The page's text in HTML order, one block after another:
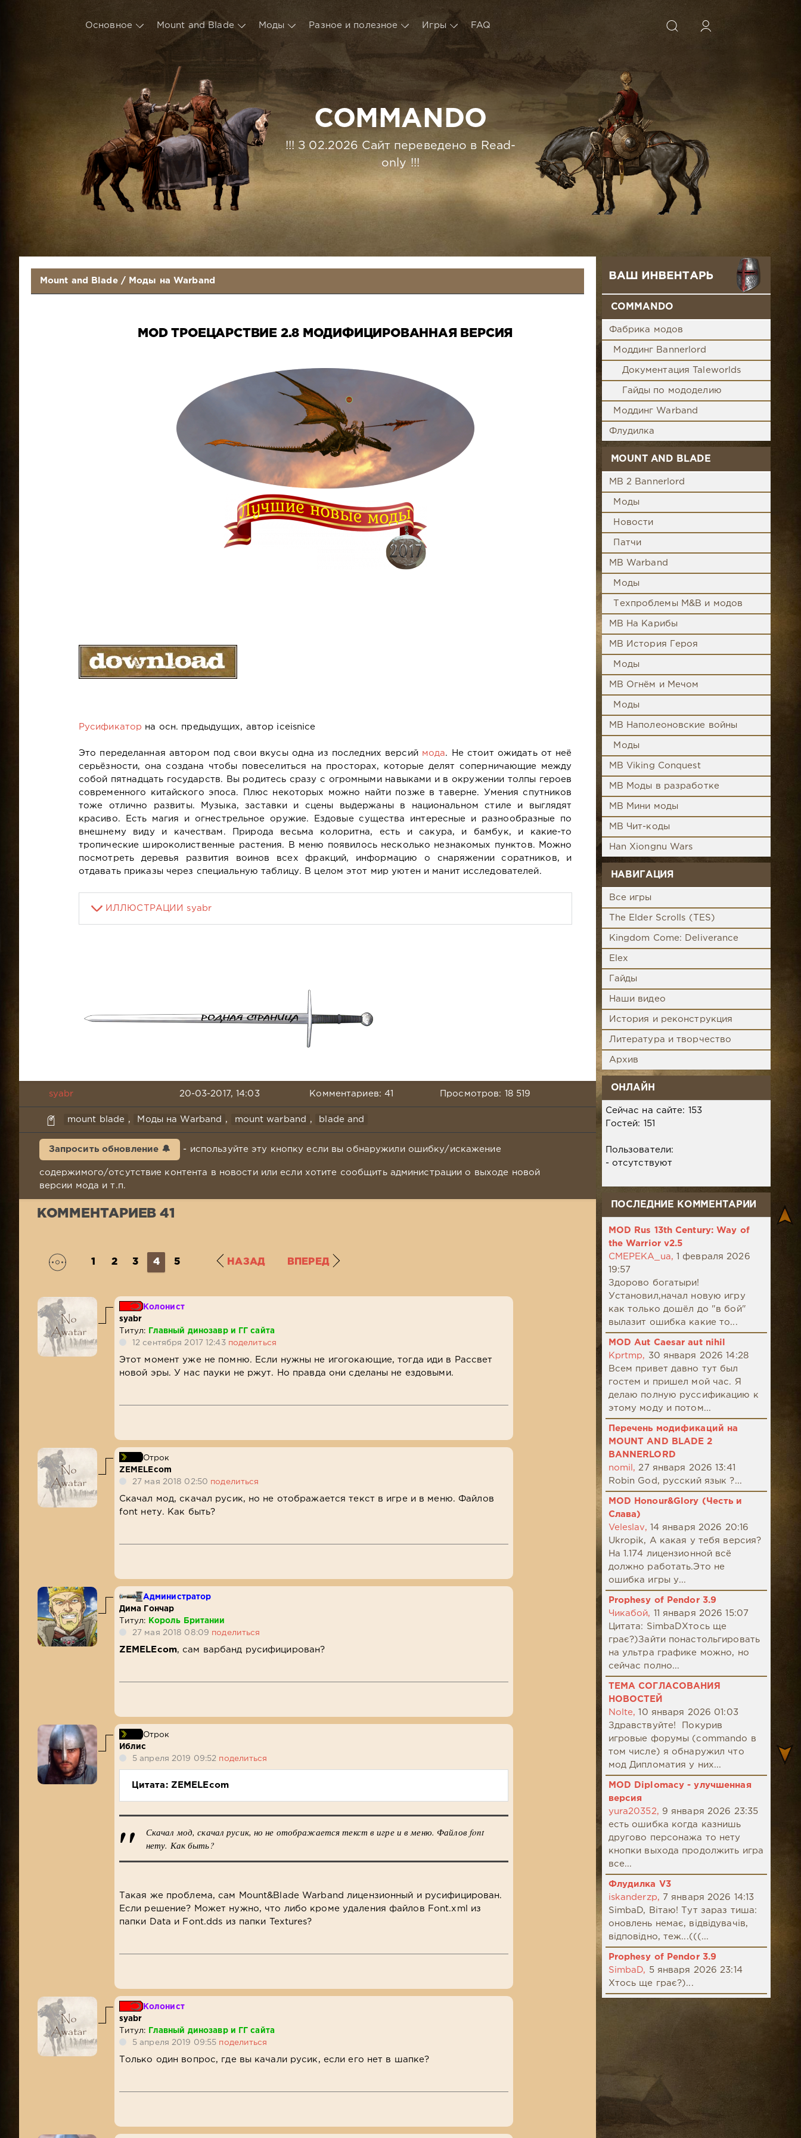
Основное Mount and Blade Моды Разное и полезное Игры FAQ
COMMANDO
!!! З 02.2026 Сайт переведено в Read-
only !!!
Mount and Blade/ Моды на Warband
MOD ТРОЕЦАРСТВИЕ 2.8 МОДИФИЦИРОВАННАЯ ВЕРСИЯ
Русификатор на осн. предыдущих, автор iceisnice
Это переделанная автором под свои вкусы одна из последних версий мода. Не стоит ожидать от неё
серьёзности, она создана чтобы повеселиться на просторах, которые делят соперничающие между
собой пятнадцать государств. Вы родитесь сразу с огромными навыками и в окружении толпы героев
современного китайского эпоса. Плюс некоторых можно найти позже в таверне. Умения спутников
тоже отлично развиты. Музыка, заставки и сцены выдержаны в национальном стиле и выглядят
красиво. Есть магия и огнестрельное оружие. Ездовые существа интересные и разнообразные по
внешнему виду и качествам. Природа весьма колоритна, есть и сакура, и бамбук, и какие-то
тропические широколиственные растения. В меню появилось несколько незнакомых пунктов. Можно
посмотреть деревья развития воинов всех фракций, информацию о снаряжении соратников, и
отдавать приказы через специальную таблицу. В целом этот мир уютен и манит исследователей.
ИЛЛЮСТРАЦИИ syabr
syabr 20-03-2017, 14:03 Комментариев: 41 Просмотров: 18 519
mount blade , Моды на Warband , mount warband , blade and
Запросить обновление 🔔 - используйте эту кнопку если вы обнаружили ошибку/искажение
содержимого/отсутствие контента в новости или если хотите сообщить администрации о выходе новой
версии мода и т.п.
КОММЕНТАРИЕВ 41
1 2 3 4 5 НАЗАД ВПЕРЕД
Колонист
syabr
Титул:
Главный динозавр и ГГ сайта
12 сентября 2017 12:43 поделиться
Этот момент уже не помню. Если нужны не игогокающие, тогда иди в Рассвет
новой эры. У нас пауки не ржут. Но правда они сделаны не ездовыми.
Отрок
ZEMELEcom
27 мая 2018 02:50 поделиться
Скачал мод, скачал русик, но не отображается текст в игре и в меню. Файлов
font нету. Как быть?
Администратор
Дима Гончар
Титул:
Король Британии
27 мая 2018 08:09 поделиться
ZEMELEcom, сам варбанд русифицирован?
Отрок
Иблис
5 апреля 2019 09:52 поделиться
Цитата: ZEMELEcom
Скачал мод, скачал русик, но не отображается текст в игре и в меню. Файлов font
нету. Как быть?
Такая же проблема, сам Mount&Blade Warband лицензионный и русифицирован.
Если решение? Может нужно, что либо кроме удаления файлов Font.xml из
папки Data и Font.dds из папки Textures?
Колонист
syabr
Титул:
Главный динозавр и ГГ сайта
5 апреля 2019 09:55 поделиться
Только один вопрос, где вы качали русик, если его нет в шапке?
COMMANDO
Фабрика модов
Моддинг Bannerlord
Документация Taleworlds
Гайды по мододелию
Моддинг Warband
Флудилка
MOUNT AND BLADE
MB 2 Bannerlord
Моды
Новости
Патчи
MB Warband
Моды
Техпроблемы M&B и модов
MB На Карибы
MB История Героя
Моды
MB Огнём и Мечом
Моды
MB Наполеоновские войны
Моды
MB Viking Conquest
MB Моды в разработке
MB Мини моды
MB Чит-коды
Han Xiongnu Wars
НАВИГАЦИЯ
Все игры
The Elder Scrolls (TES)
Kingdom Come: Deliverance
Elex
Гайды
Наши видео
История и реконструкция
Литература и творчество
Архив
ОНЛАЙН
Сейчас на сайте: 153
Гостей: 151
Пользователи:
- отсутствуют
ПОСЛЕДНИЕ КОММЕНТАРИИ
MOD Rus 13th Century: Way of
the Warrior v2.5
CMEPEKA_ua,
1 февраля 2026
19:57
Здорово богатыри!
Установил,начал новую игру
как только дошёл до "в бой"
вылазит ошибка какие то...
MOD Aut Caesar aut nihil
Kprtmp,
30 января 2026 14:28
Всем привет давно тут был
гостем и пришел мой час. Я
делаю полную руссификацию к
этому моду и потом...
Перечень модификаций на
MOUNT AND BLADE 2
BANNERLORD
nomil, 27 января 2026 13:41
Robin God, русский язык ?...
MOD Honour&Glory (Честь и
Слава)
Veleslav,
14 января 2026 20:16
Ukropik, А какая у тебя версия?
На 1.174 лицензионной всё
должно работать.Это не
ошибка игры у...
Prophesy of Pendor 3.9
Чикабой,
11 января 2026 15:07
Цитата: SimbaDХтось ще
грає?)Зайти понастольгировать
на ультра графике можно, но
сейчас полно...
ТЕМА СОГЛАСОВАНИЯ
НОВОСТЕЙ
Nolte,
10 января 2026 01:03
Здравствуйте! Покурив
игровые форумы (commando в
том числе) я обнаружил что
мод Дипломатия у них...
MOD Diplomacy - улучшенная
версия
yura20352, 9 января 2026 23:35
есть ошибка когда казнишь
другово персонажа то нету
кнопки выхода продолжить игра
все...
Флудилка V3
iskanderzp,
7 января 2026 14:13
SimbaD, Вітаю! Тут зараз тиша:
оновлень немає, відвідувачів,
відповідно, теж...(((...
Prophesy of Pendor 3.9
SimbaD,
5 января 2026 23:14
Хтось ще грає?)...